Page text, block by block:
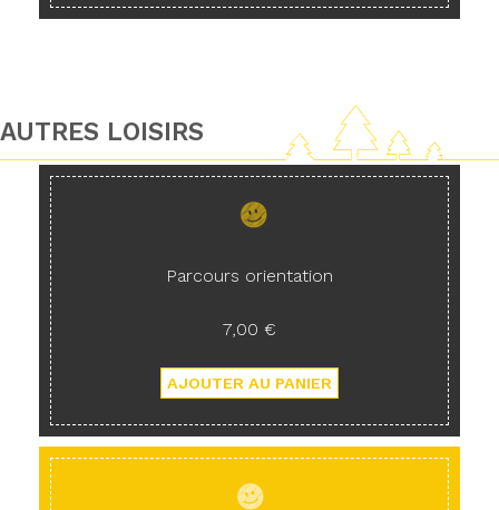
AUTRES LOISIRS
Parcours orientation
7,00 €